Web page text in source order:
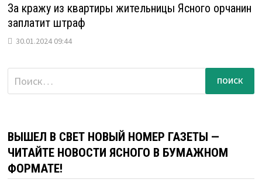
За кражу из квартиры жительницы Ясного орчанин
заплатит штраф
30.01.2024 09:44
Найти:
ВЫШЕЛ В СВЕТ НОВЫЙ НОМЕР ГАЗЕТЫ —
ЧИТАЙТЕ НОВОСТИ ЯСНОГО В БУМАЖНОМ
ФОРМАТЕ!